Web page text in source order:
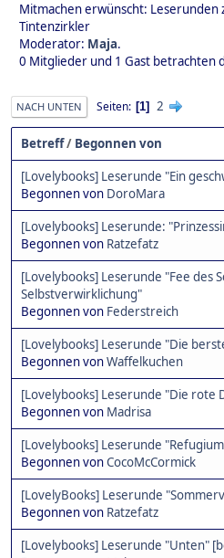
Mitmachen erwünscht: Leserunden
Tintenzirkler
Moderator: Maja.
0 Mitglieder und 1 Gast betrachten
NACH UNTEN Seiten 1 2
Betreff/ Begonnen von
[Lovelybooks] Leserunde "Ein
Begonnen von DoroMara
[Lovelybooks] Leserunde:
Begonnen von Ratzefatz
[Lovelybooks] Leserunde "Fee des
Selbstverwirklichung"
Begonnen von Federstreich
[Lovelybooks] Leserunde "Die
Begonnen vonWaffelkuchen
[Lovelybooks] Leserunde "Die rote
Begonnen von Madrisa
[Lovelybooks] Leserunde
Begonnen vonCocoMcCormick
[LovelyBooks] Leserunde
Begonnen von Ratzefatz
[Lovelybooks] Leserunde "Unten"